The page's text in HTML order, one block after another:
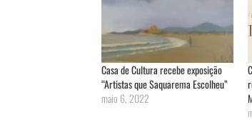
Casa de Cultura recebe exposição
“Artistas que Saquarema Escolheu”
maio 6, 2022